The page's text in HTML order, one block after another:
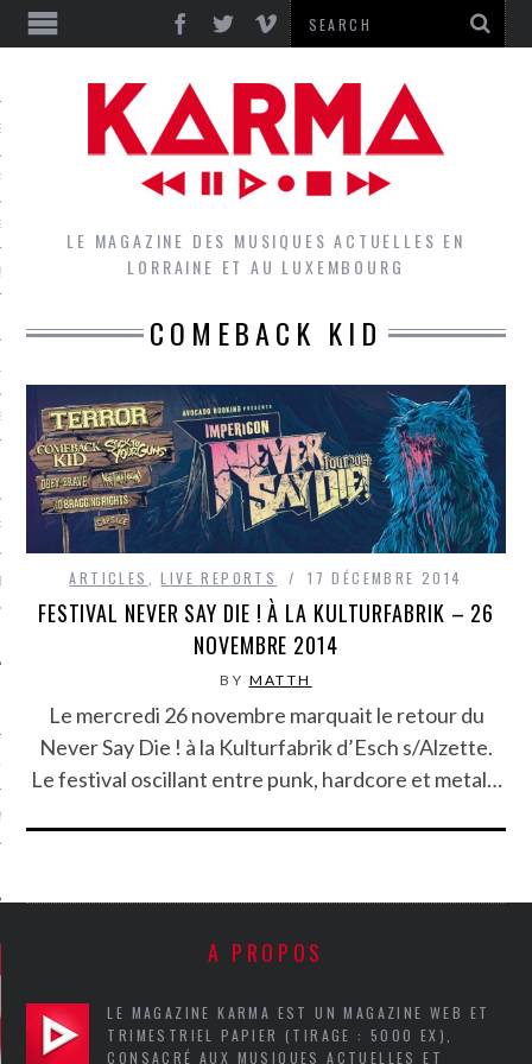
GROUPES DU LOCAL
LE LOCAL DU MAGAZINE
LE MAGAZINE DES MUSIQUES ACTUELLES EN
LORRAINE ET AU LUXEMBOURG
COMEBACK KID
ARTICLES ,LIVE REPORTS 17 DÉCEMBRE 2014
FESTIVAL NEVER SAY DIE ! À LA KULTURFABRIK – 26
NOVEMBRE 2014
BY MATTH
Le mercredi 26 novembre marquait le retour du
Never Say Die ! à la Kulturfabrik d’Esch s/Alzette.
Le festival oscillant entre punk, hardcore et metal…
A PROPOS
LE MAGAZINE KARMA EST UN MAGAZINE WEB ET
TRIMESTRIEL PAPIER (TIRAGE : 5000 EX),
CONSACRÉ AUX MUSIQUES ACTUELLES ET